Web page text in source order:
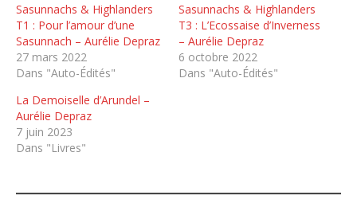
Sasunnachs & Highlanders
T1 : Pour l’amour d’une
Sasunnach – Aurélie Depraz
27 mars 2022
Dans "Auto-Édités"
Sasunnachs & Highlanders
T3 : L’Ecossaise d’Inverness
– Aurélie Depraz
6 octobre 2022
Dans "Auto-Édités"
La Demoiselle d’Arundel –
Aurélie Depraz
7 juin 2023
Dans "Livres"